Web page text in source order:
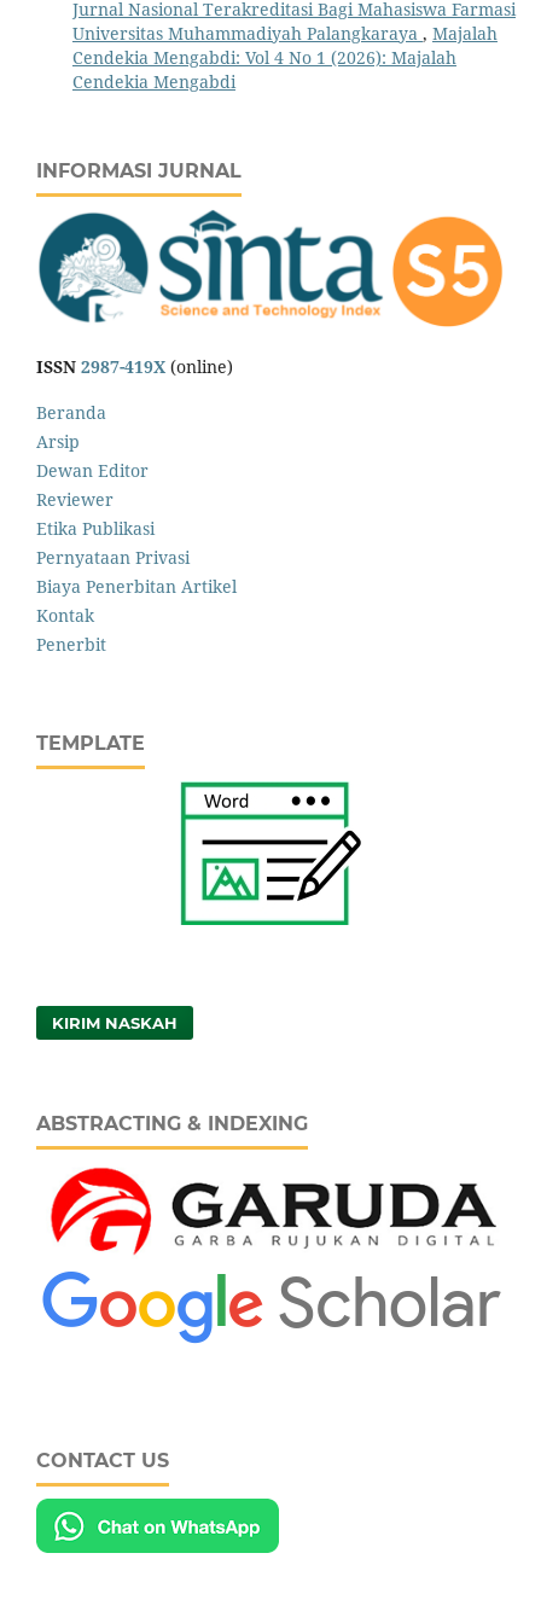
Jurnal Nasional Terakreditasi Bagi Mahasiswa Farmasi
Universitas Muhammadiyah Palangkaraya , Majalah
Cendekia Mengabdi: Vol 4 No 1 (2026): Majalah
Cendekia Mengabdi
INFORMASI JURNAL
ISSN 2987-419X (online)
Beranda
Arsip
Dewan Editor
Reviewer
Etika Publikasi
Pernyataan Privasi
Biaya Penerbitan Artikel
Kontak
Penerbit
TEMPLATE
KIRIM NASKAH
ABSTRACTING & INDEXING
CONTACT US